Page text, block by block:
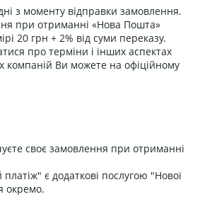
з моменту відправки замовлення.
при отриманні «Нова Пошта»
20 грн + 2% від суми переказу.
про терміни і інших аспектах
компаній Ви можете на офіційному
своє замовлення при отриманні
є додаткові послугою "Нової
окремо.